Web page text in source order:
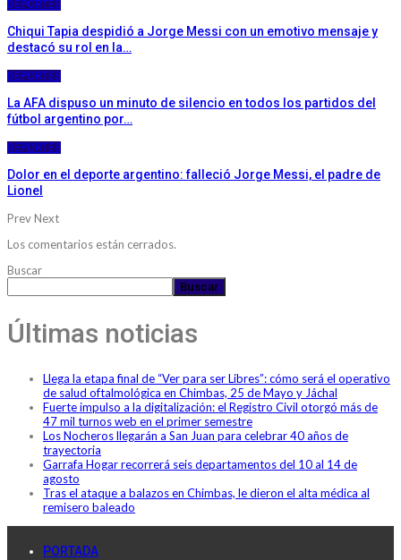
DEPORTES
Chiqui Tapia despidió a Jorge Messi con un emotivo mensaje y
destacó su rol en la…
DEPORTES
La AFA dispuso un minuto de silencio en todos los partidos del
fútbol argentino por…
DEPORTES
Dolor en el deporte argentino: falleció Jorge Messi, el padre de
Lionel
PrevNext
Los comentarios están cerrados.
Buscar
Buscar
Últimas noticias
Llega la etapa final de “Ver para ser Libres”: cómo será el operativo
de salud oftalmológica en Chimbas, 25 de Mayo y Jáchal
Fuerte impulso a la digitalización: el Registro Civil otorgó más de
47 mil turnos web en el primer semestre
Los Nocheros llegarán a San Juan para celebrar 40 años de
trayectoria
Garrafa Hogar recorrerá seis departamentos del 10 al 14 de
agosto
Tras el ataque a balazos en Chimbas, le dieron el alta médica al
remisero baleado
PORTADA